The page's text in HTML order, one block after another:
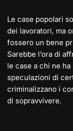
Le case popolari
dei lavoratori, ma
fossero un bene
Sarebbe l’ora di
le case a chi ne
speculazioni di
criminalizzano i
di sopravvivere.